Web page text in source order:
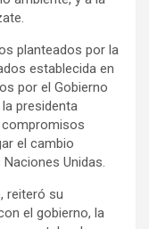
planteados por la
establecida en
por el Gobierno
presidenta
compromisos
el cambio
Unidas.
reiteró su
el gobierno, la